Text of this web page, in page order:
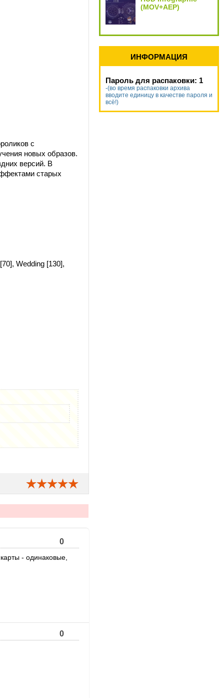
с
новых образов.
версий. В
старых
Wedding [130],
0
- одинаковые,
0
(MOV+AEP)
ИНФОРМАЦИЯ
Пароль для распаковки: 1
-(во время распаковки архива
вводите единицу в качестве пароля и
всё!)